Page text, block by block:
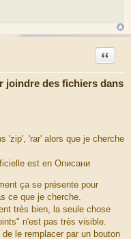
joindre des fichiers dans
Citation
'zip', 'rar' alors que je cherche
est en Описани
ça se présente pour
ce que je cherche.
très bien, la seule chose
n'est pas très visible.
le remplacer par un bouton